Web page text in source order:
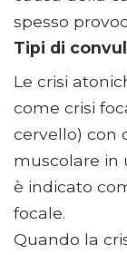
spesso
Tipi di
Le crisi
come crisi
cervello) con
muscolare in
è indicato
focale.
Quando la